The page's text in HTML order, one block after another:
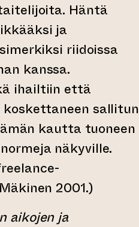
Häntä
ja
riidoissa
kanssa.
ihailtiin että
sallitun
kautta tuoneen
näkyville.
2001.)
aikojen ja